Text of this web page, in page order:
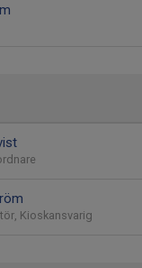
Kioskansvarig